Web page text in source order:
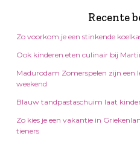
Recente
Zo voorkom je een stinkende
Ook kinderen eten culinair bij
Madurodam Zomerspelen zijn een
weekend
Blauw tandpastaschuim laat
Zo kies je een vakantie in
tieners